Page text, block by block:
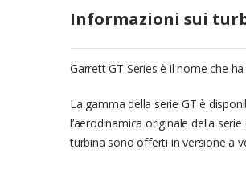
Informazioni sui
Garrett GT Series è il nome che
La gamma della serie GT è
l’aerodinamica originale della
turbina sono offerti in versione a